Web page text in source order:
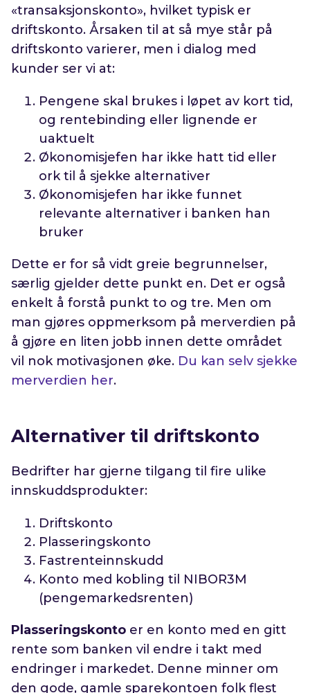
«transaksjonskonto», hvilket typisk er
driftskonto. Årsaken til at så mye står på
driftskonto varierer, men i dialog med
kunder ser vi at:
Pengene skal brukes i løpet av kort tid,
og rentebinding eller lignende er
uaktuelt
Økonomisjefen har ikke hatt tid eller
ork til å sjekke alternativer
Økonomisjefen har ikke funnet
relevante alternativer i banken han
bruker
Dette er for så vidt greie begrunnelser,
særlig gjelder dette punkt en. Det er også
enkelt å forstå punkt to og tre. Men om
man gjøres oppmerksom på merverdien på
å gjøre en liten jobb innen dette området
vil nok motivasjonen øke. Du kan selv sjekke
merverdien her.
Alternativer til driftskonto
Bedrifter har gjerne tilgang til fire ulike
innskuddsprodukter:
Driftskonto
Plasseringskonto
Fastrenteinnskudd
Konto med kobling til NIBOR3M
(pengemarkedsrenten)
Plasseringskonto er en konto med en gitt
rente som banken vil endre i takt med
endringer i markedet. Denne minner om
den gode, gamle sparekontoen folk flest